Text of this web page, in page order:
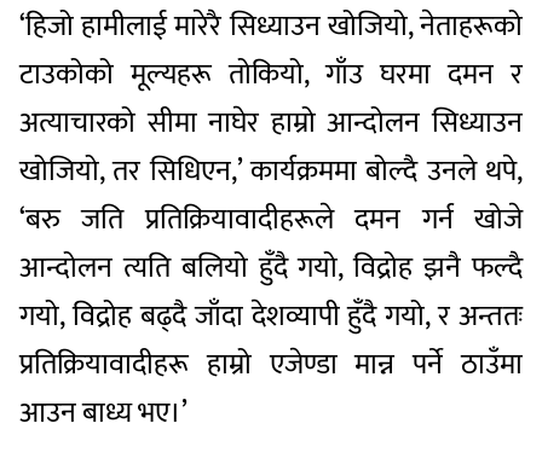
‘हिजो हामीलाई मारेरै सिध्याउन खोजियो, नेताहरूको
टाउकोको मूल्यहरू तोकियो, गाँउ घरमा दमन र
अत्याचारको सीमा नाघेर हाम्रो आन्दोलन सिध्याउन
खोजियो, तर सिधिएन,’ कार्यक्रममा बोल्दै उनले थपे,
‘बरु जति प्रतिक्रियावादीहरूले दमन गर्न खोजे
आन्दोलन त्यति बलियो हुँदै गयो, विद्रोह झनै फल्दै
गयो, विद्रोह बढ्दै जाँदा देशव्यापी हुँदै गयो, र अन्ततः
प्रतिक्रियावादीहरू हाम्रो एजेण्डा मान्न पर्ने ठाउँमा
आउन बाध्य भए।’